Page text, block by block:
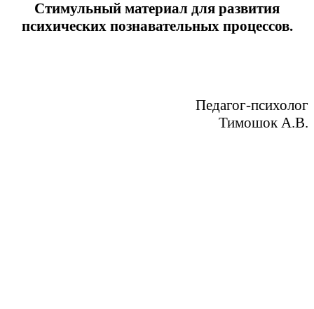
Стимульный материал для развития
психических познавательных процессов.
Педагог-психолог
Тимошок А.В.